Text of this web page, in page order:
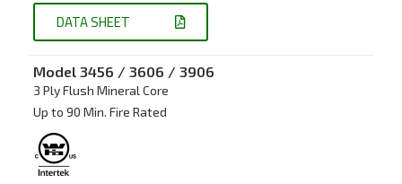
DATA SHEET
Model 3456 / 3606 / 3906
3 Ply Flush Mineral Core
Up to 90 Min. Fire Rated